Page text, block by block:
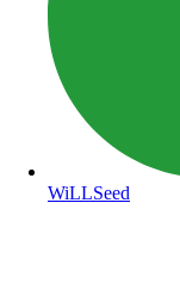
WiLLSeed